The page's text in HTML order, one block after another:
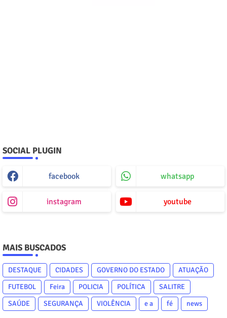
SOCIAL PLUGIN
facebook whatsapp
instagram youtube
MAIS BUSCADOS
DESTAQUE CIDADES GOVERNO DO ESTADO
ATUAÇÃO
FUTEBOL
Feira POLICIA POLÍTICA
SALITRE
SAÚDE
SEGURANÇA VIOLÊNCIA e a fé news